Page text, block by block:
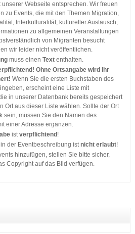
Webseite entsprechen. Wir freuen
zu Events, die mit den Themen Migration,
Interkulturalität, kultureller Austausch,
zu allgemeinen Veranstaltungen
von Migranten besucht
wir leider nicht veröffentlichen.
muss einen Text enthalten.
Ohne Ortsangabe wird Ihr
Wenn Sie die ersten Buchstaben des
erscheint eine Liste mit
in unserer Datenbank bereits gespeichert
Ort aus dieser Liste wählen. Sollte der Ort
sein, müssen Sie den Namen des
einer Adresse ergänzen.
istverpflichtend !
der Eventbeschreibung istnicht erlaubt!
hinzufügen, stellen Sie bitte sicher,
Copyright auf das Bild verfügen.